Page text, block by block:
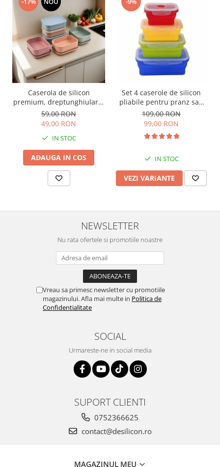
Caserola de silicon
premium, dreptunghiulara,
700ml
59,00 RON
49,00 RON
IN STOC
ADAUGA IN COS
Set 4 caserole de silicon
pliabile pentru pranz sau
merinde
109,00 RON
99,00 RON
IN STOC
VEZI VARIANTE
NEWSLETTER
Nu rata ofertele si promotiile noastre
Vreau sa primesc newsletter cu promotiile
magazinului. Afla mai multe in Politica de
Confidentialitate
SOCIAL
Urmareste-ne in social media
SUPORT CLIENTI
0752366625
contact@desilicon.ro
MAGAZINUL MEU